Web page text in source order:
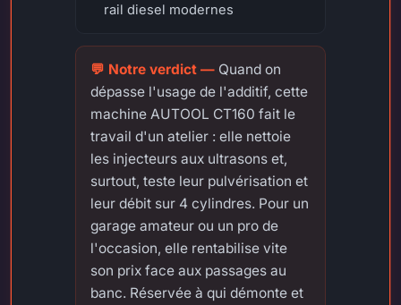
rail diesel modernes
Quand on
dépasse l'usage de l'additif, cette
machine AUTOOL CT160 fait le
travail d'un atelier : elle nettoie
les injecteurs aux ultrasons et,
surtout, teste leur pulvérisation et
leur débit sur 4 cylindres. Pour un
garage amateur ou un pro de
l'occasion, elle rentabilise vite
son prix face aux passages au
banc. Réservée à qui démonte et